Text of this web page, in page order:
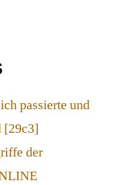
passierte und
[29c3]
der